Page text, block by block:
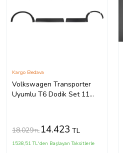
Volkswagen Transporter
Uyumlu T6 Dodik Set 11
Kargo Bedava
18.029TL 14.423 TL
1538,51 TL'den Başlayan Taksitlerle